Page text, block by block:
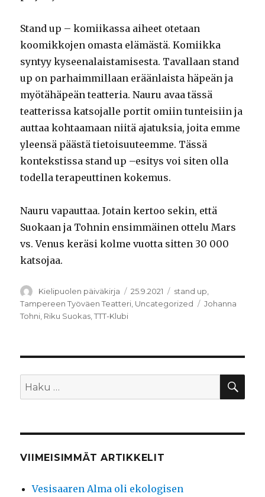
Stand up – komiikassa aiheet otetaan
koomikkojen omasta elämästä. Komiikka
syntyy kyseenalaistamisesta. Tavallaan stand
up on parhaimmillaan eräänlaista häpeän ja
myötähäpeän teatteria. Nauru avaa tässä
teatterissa katsojalle portit omiin tunteisiin ja
auttaa kohtaamaan niitä ajatuksia, joita emme
yleensä päästä tietoisuuteemme. Tässä
kontekstissa stand up –esitys voi siten olla
todella terapeuttinen kokemus.
Nauru vapauttaa. Jotain kertoo sekin, että
Suokaan ja Tohnin ensimmäinen ottelu Mars
vs. Venus keräsi kolme vuotta sitten 30 000
katsojaa.
Kirjoittaja
Kielipuolen päiväkirja Julkaistu
25.9.2021 Kategoriat
stand up
Tampereen Työväen Teatteri Uncategorized Avainsanat
Johanna
Tohni Riku Suokas ,TTT-Klubi
Etsi:
VIIMEISIMMÄT ARTIKKELIT
Vesisaaren Alma oli ekologisen